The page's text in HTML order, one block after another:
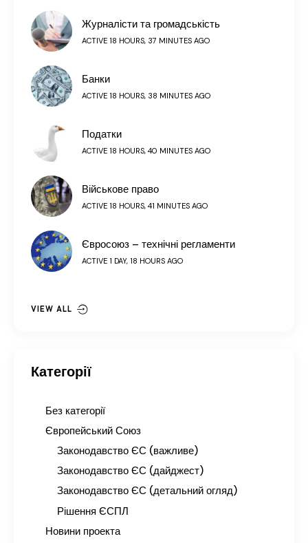
Журналісти та громадськість
ACTIVE 18 HOURS, 37 MINUTES AGO
Банки
ACTIVE 18 HOURS, 38 MINUTES AGO
Податки
ACTIVE 18 HOURS, 40 MINUTES AGO
Військове право
ACTIVE 18 HOURS, 41 MINUTES AGO
Євросоюз – технічні регламенти
ACTIVE 1 DAY, 18 HOURS AGO
VIEW ALL
Категорії
Без категорії
Європейський Союз
Законодавство ЄС (важливе)
Законодавство ЄС (дайджест)
Законодавство ЄС (детальний огляд)
Рішення ЄСПЛ
Новини проекта